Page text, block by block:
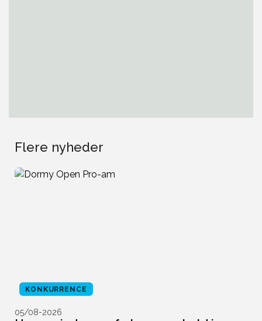
Flere nyheder
KONKURRENCE
05/08-2026